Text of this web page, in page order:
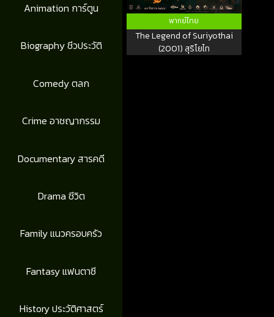
Animation การ์ตูน
Biography ชีวประวัติ
Comedy ตลก
Crime อาชญากรรม
Documentary สารคดี
Drama ชีวิต
Family แนวครอบครัว
Fantasy แฟนตาซี
History ประวัติศาสตร์
พากย์ไทย
The Legend of Suriyothai
(2001) สุริโยไท